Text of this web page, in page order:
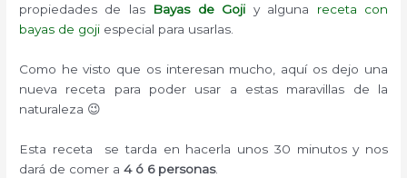
propiedades de lasBayas de Goji y alguna receta con
bayas de goji especial para usarlas.
Como he visto que os interesan mucho, aquí os dejo una
nueva receta para poder usar a estas maravillas de la
naturaleza 😉
Esta receta se tarda en hacerla unos 30 minutos y nos
dará de comer a4 ó 6 personas.